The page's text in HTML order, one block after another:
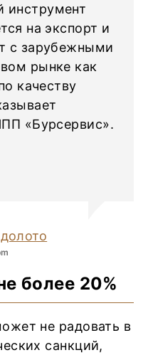
на экспорт и
с зарубежными
рынке как
качеству
«Бурсервис».
более 20%
не радовать в
санкций,